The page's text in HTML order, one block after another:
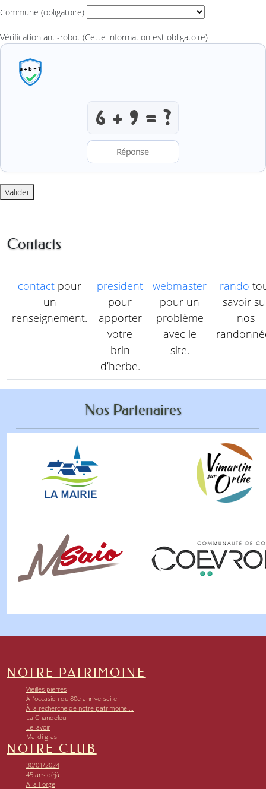
Commune (obligatoire)
Vérification anti-robot (Cette information est obligatoire)
Résoudre l’addition anti-robot
Valider
Contacts
contact pour
un
renseignement.
president
pour
apporter
votre
brin
d’herbe.
webmaster
pour un
problème
avec le
site.
rando
savoir
nos
Nos Partenaires
NOTRE PATRIMOINE
Vieilles pierres
À l’occasion du 80e anniversaire
À la recherche de notre patrimoine …
La Chandeleur
Le lavoir
Mardi gras
NOTRE CLUB
30/01/2024
45 ans déjà
A la Forge